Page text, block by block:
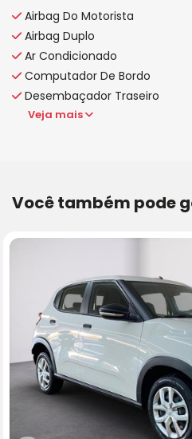
Airbag Do Motorista
Airbag Duplo
Ar Condicionado
Computador De Bordo
Desembaçador Traseiro
Veja mais
Você também pode